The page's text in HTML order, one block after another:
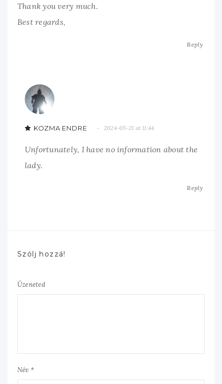
Thank you very much.
Best regards,
Reply
KOZMA ENDRE 2024-05-21 at 11:44
Unfortunately, I have no information about the
lady.
Reply
Szólj hozzá!
Üzeneted
Név *